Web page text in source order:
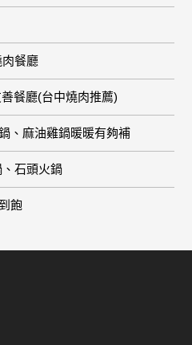
餐廳
餐廳(台中燒肉推薦)
、麻油雞鍋暖暖有夠補
石頭火鍋
飽